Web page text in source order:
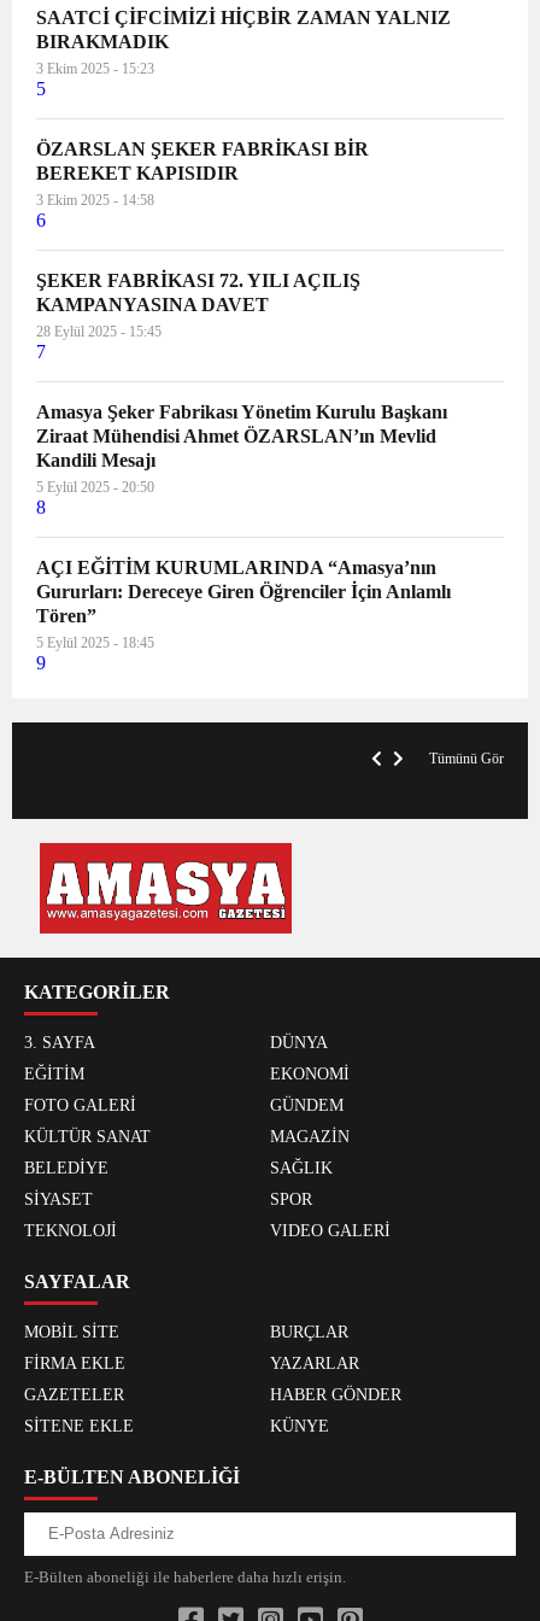
SAATCİ ÇİFCİMİZİ HİÇBİR ZAMAN YALNIZ
BIRAKMADIK
3 Ekim 2025 - 15:23
5
ÖZARSLAN ŞEKER FABRİKASI BİR
BEREKET KAPISIDIR
3 Ekim 2025 - 14:58
6
ŞEKER FABRİKASI 72. YILI AÇILIŞ
KAMPANYASINA DAVET
28 Eylül 2025 - 15:45
7
Amasya Şeker Fabrikası Yönetim Kurulu Başkanı
Ziraat Mühendisi Ahmet ÖZARSLAN’ın Mevlid
Kandili Mesajı
5 Eylül 2025 - 20:50
8
AÇI EĞİTİM KURUMLARINDA “Amasya’nın
Gururları: Dereceye Giren Öğrenciler İçin Anlamlı
Tören”
5 Eylül 2025 - 18:45
9
Tümünü Gör
KATEGORİLER
3. SAYFA
DÜNYA
EĞİTİM
EKONOMİ
FOTO GALERİ
GÜNDEM
KÜLTÜR SANAT
MAGAZİN
BELEDİYE
SAĞLIK
SİYASET
SPOR
TEKNOLOJİ
VIDEO GALERİ
SAYFALAR
MOBİL SİTE
BURÇLAR
FİRMA EKLE
YAZARLAR
GAZETELER
HABER GÖNDER
SİTENE EKLE
KÜNYE
E-BÜLTEN ABONELİĞİ
E-Bülten aboneliği ile haberlere daha hızlı erişin.